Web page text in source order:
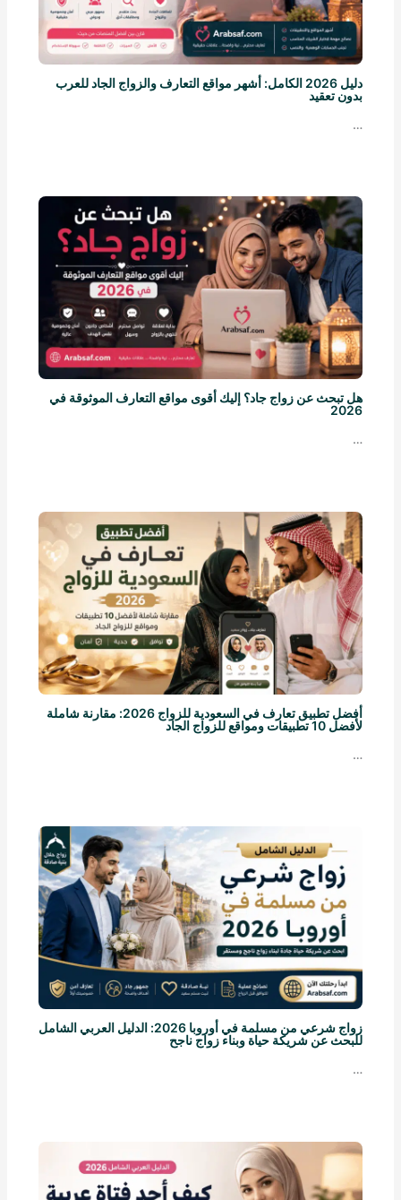
دليل 2026 الكامل: أشهر مواقع التعارف والزواج الجاد للعرب
بدون تعقيد
…
هل تبحث عن زواج جاد؟ إليك أقوى مواقع التعارف الموثوقة في
2026
…
أفضل تطبيق تعارف في السعودية للزواج 2026: مقارنة شاملة
لأفضل 10 تطبيقات ومواقع للزواج الجاد
…
زواج شرعي من مسلمة في أوروبا 2026: الدليل العربي الشامل
للبحث عن شريكة حياة وبناء زواج ناجح
…